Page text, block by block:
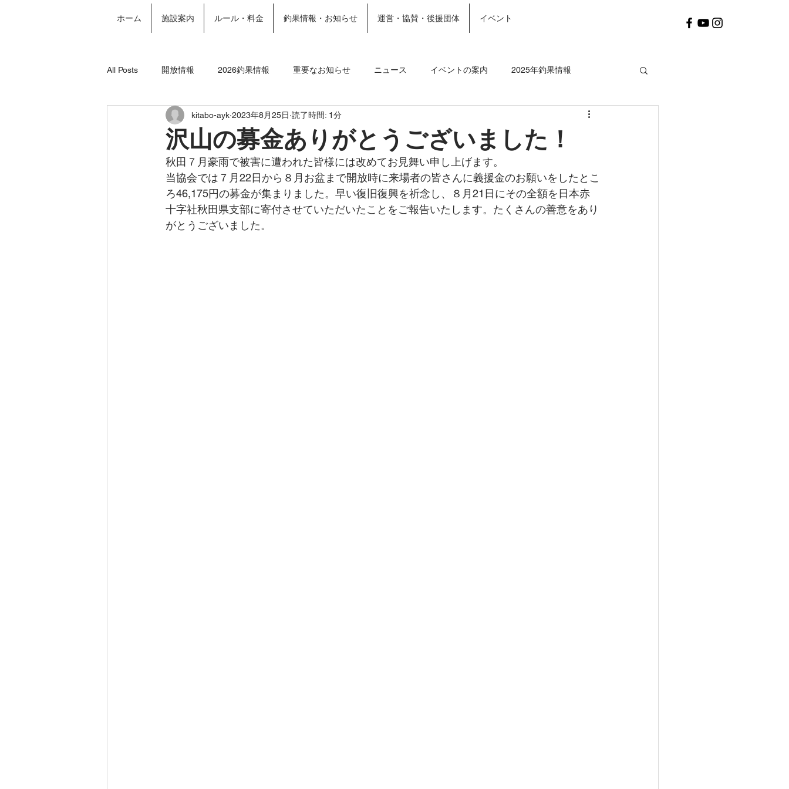
ホーム 施設案内 ルール・料金 釣果情報・お知らせ 運営・協賛・後援団体 イベント
All Posts 開放情報 2026釣果情報 重要なお知らせ ニュース イベントの案内 2025年釣果情報
2024年釣果情報 年間パスポート 2023釣果情報 2020年釣果情報
沢山の募金ありがとうございました！
kitabo-ayk 2023年8月25日 読了時間: 1分
秋田７月豪雨で被害に遭われた皆様には改めてお見舞い申し上げます。
当協会では７月22日から８月お盆まで開放時に来場者の皆さんに義援金のお願いをしたとこ
ろ46,175円の募金が集まりました。早い復旧復興を祈念し、８月21日にその全額を日本赤
十字社秋田県支部に寄付させていただいたことをご報告いたします。たくさんの善意をあり
がとうございました。
ホーム 施設案内 More